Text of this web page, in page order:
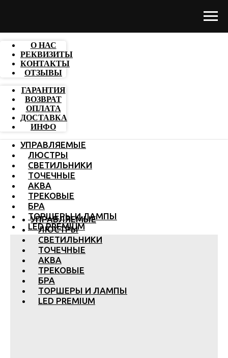
О НАС
РЕКВИЗИТЫ
КОНТАКТЫ
ОТЗЫВЫ
ГАРАНТИЯ
ВОЗВРАТ
ОПЛАТА
ДОСТАВКА
ИНФО
УПРАВЛЯЕМЫЕ
ЛЮСТРЫ
СВЕТИЛЬНИКИ
ТОЧЕЧНЫЕ
АКВА
ТРЕКОВЫЕ
БРА
ТОРШЕРЫ И ЛАМПЫ
LED PREMIUM
УПРАВЛЯЕМЫЕ
ЛЮСТРЫ
СВЕТИЛЬНИКИ
ТОЧЕЧНЫЕ
АКВА
ТРЕКОВЫЕ
БРА
ТОРШЕРЫ И ЛАМПЫ
LED PREMIUM